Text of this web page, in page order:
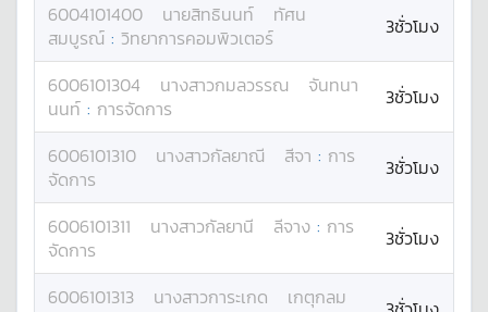
6004101400 นายสิทธินนท์
ทัศน
สมบูรณ์ : วิทยาการคอมพิวเตอร์ 3ชั่วโมง
6006101304 นางสาวกมลวรรณ
จันทนา
นนท์ : การจัดการ 3ชั่วโมง
6006101310 นางสาวกัลยาณี สีจา : การ
จัดการ
3ชั่วโมง
6006101311 นางสาวกัลยานี ลีจาง : การ
จัดการ
3ชั่วโมง
6006101313 นางสาวการะเกด
เกตุกลม